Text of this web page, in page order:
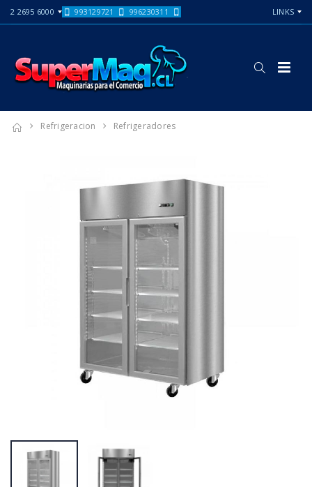
2 2695 6000 993129721 996230311 LINKS
Refrigeracion Refrigeradores